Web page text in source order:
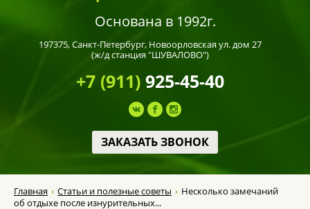
Основана в 1992г.
197375,Санкт-Петербург, Новоорловская ул. дом 27
(ж/д станция "ШУВАЛОВО")
+7 (911)925-45-40
ЗАКАЗАТЬ ЗВОНОК
Главная Статьи и полезные советы
Несколько замечаний
об отдыхе после изнурительных...